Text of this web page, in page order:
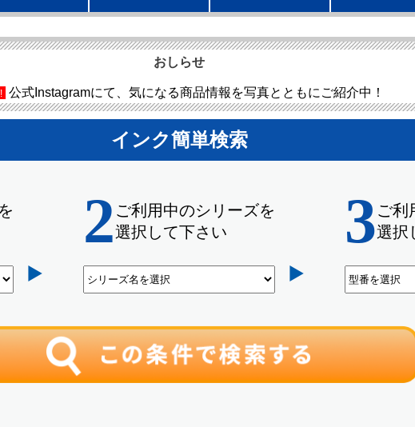
おしらせ
公式Instagramにて、気になる商品情報を写真とともにご紹介中！